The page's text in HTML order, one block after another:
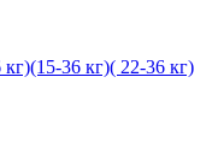
36 кг)( 22-36 кг)